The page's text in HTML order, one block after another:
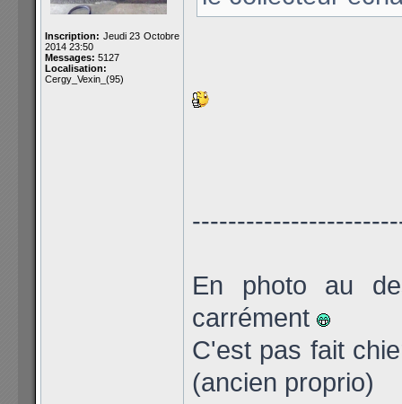
Inscription: Jeudi 23 Octobre
2014 23:50
Messages: 5127
Localisation:
Cergy_Vexin_(95)
En photo au
carrément
C'est pas fait
(ancien proprio)